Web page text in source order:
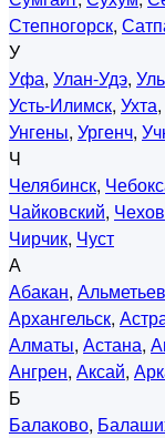
Степногорск,
У
Уфа, Улан-Удэ,
Усть-Илимск, Ухта,
Унгены, Ургенч,
Ч
Челябинск,
Чайковский, Чехов
Чирчик, Чуст
А
Абакан,
Архангельск,
Алматы, Астана,
Ангрен, Аксай,
Б
Балаково,